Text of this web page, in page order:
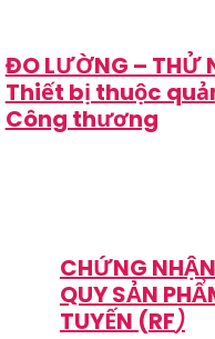
ĐO LƯỜNG – THỬ
Thiết bị thuộc
Công thương
CHỨNG
QUY SẢN
TUYẾN (RF)